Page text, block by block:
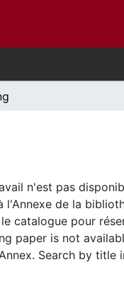
n'est pas
l'Annexe de la
catalogue pour
paper is not
Search by title